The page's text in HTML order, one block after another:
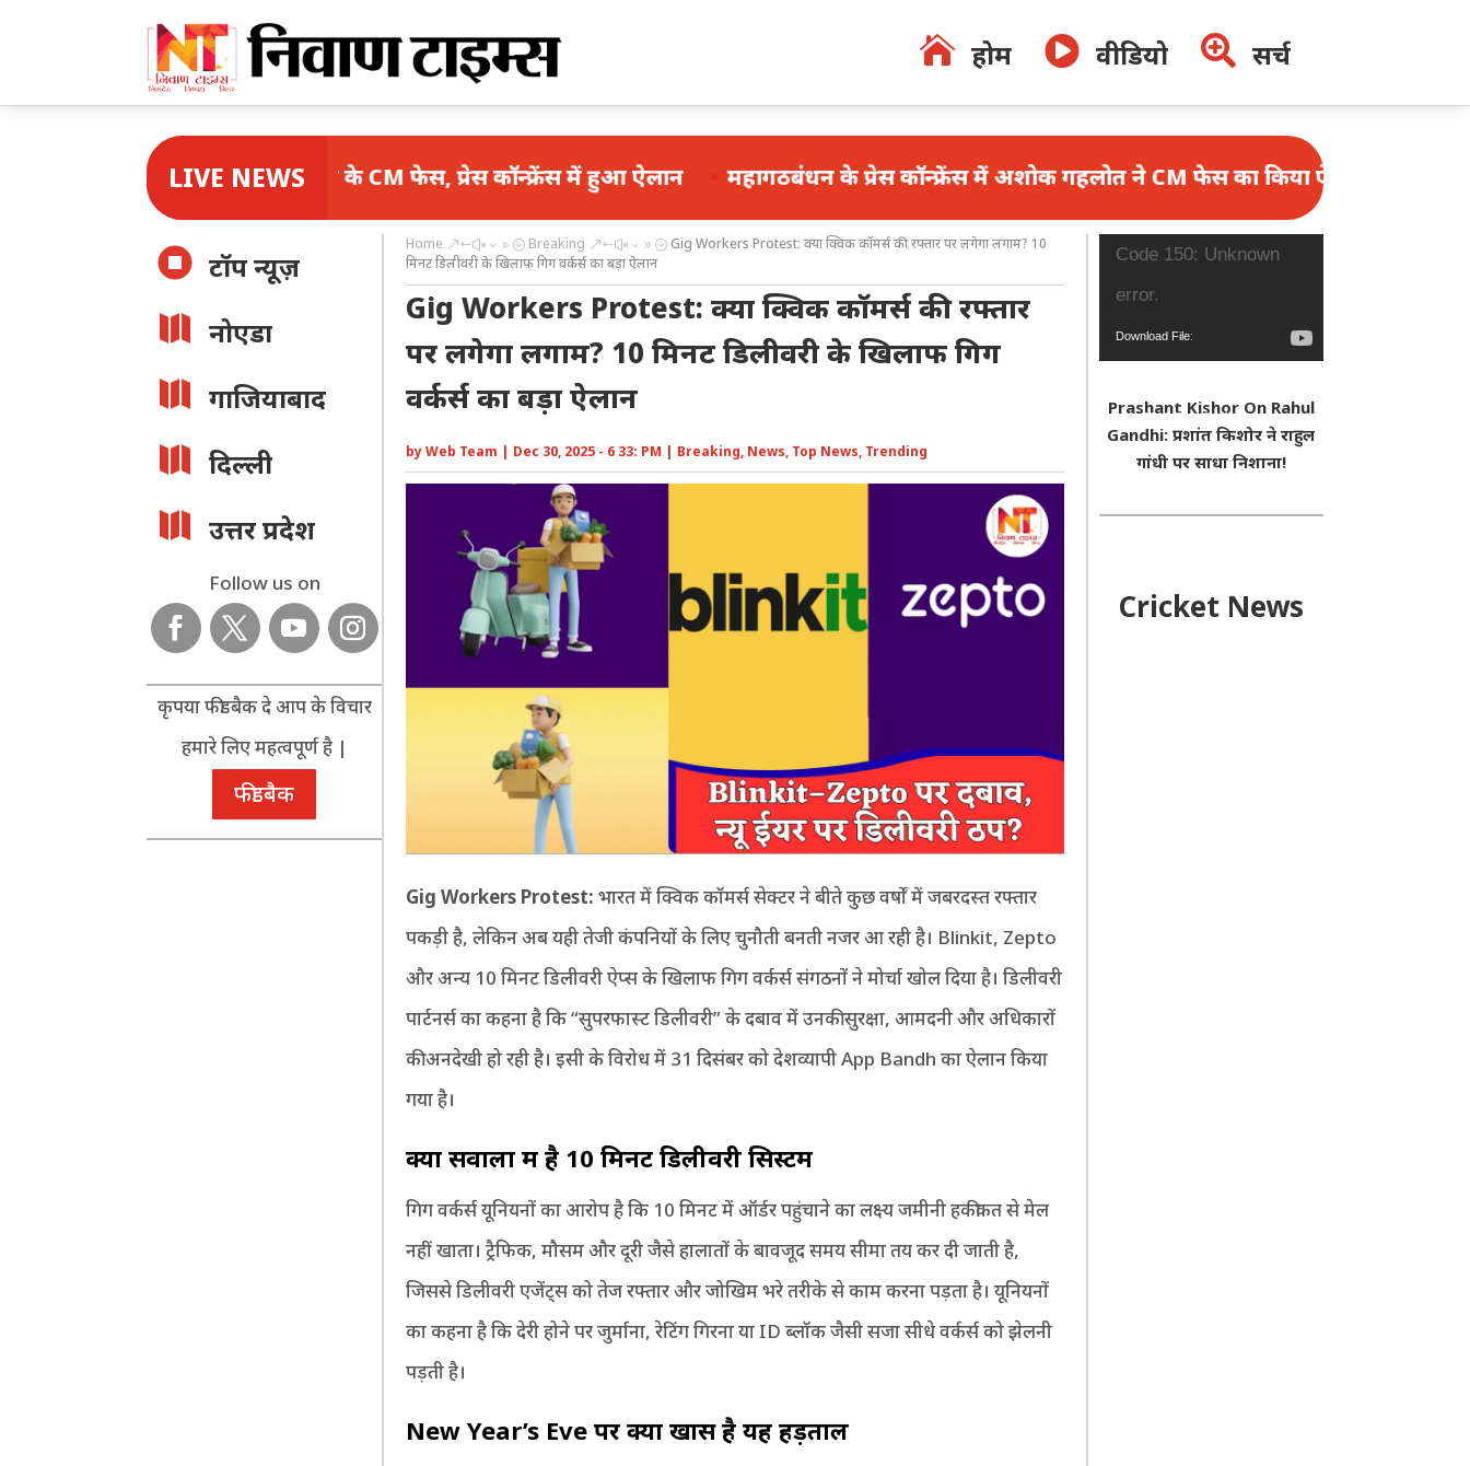
 सर्च
 वीडियो
 होम
LIVE NEWS
होंगे महागठबंधन के CM फेस, प्रेस कॉन्फ्रेंस में हुआ ऐलान महागठबंधन के प्रेस कॉन्फ्रेंस में अशोक गहलोत ने CM फेस का किया ऐलान
 टॉप न्यूज़
 नोएडा
 गाजियाबाद
 दिल्ली
 उत्तर प्रदेश
Follow us on
कृपया फीडबैक दे आप के विचार
हमारे लिए महत्वपूर्ण है |
फीडबैक
Home &#x39; Breaking &#x39; Gig Workers Protest: क्या क्विक कॉमर्स की रफ्तार पर लगेगा लगाम? 10
मिनट डिलीवरी के खिलाफ गिग वर्कर्स का बड़ा ऐलान
Gig Workers Protest: क्या क्विक कॉमर्स की रफ्तार
पर लगेगा लगाम? 10 मिनट डिलीवरी के खिलाफ गिग
वर्कर्स का बड़ा ऐलान
byWeb Team | Dec 30, 2025 - 6 33: PM | Breaking, News, Top News, Trending
Gig Workers Protest:भारत में क्विक कॉमर्स सेक्टर ने बीते कुछ वर्षों में जबरदस्त रफ्तार
पकड़ी है, लेकिन अब यही तेजी कंपनियों के लिए चुनौती बनती नजर आ रही है। Blinkit, Zepto
और अन्य 10 मिनट डिलीवरी ऐप्स के खिलाफ गिग वर्कर्स संगठनों ने मोर्चा खोल दिया है। डिलीवरी
पार्टनर्स का कहना है कि “सुपरफास्ट डिलीवरी” के दबाव में उनकी सुरक्षा, आमदनी और अधिकारों
की अनदेखी हो रही है। इसी के विरोध में 31 दिसंबर को देशव्यापी App Bandh का ऐलान किया
गया है।
क्यों सवालों में है 10मिनट डिलीवरी सिस्टम
गिग वर्कर्स यूनियनों का आरोप है कि 10 मिनट में ऑर्डर पहुंचाने का लक्ष्य जमीनी हकीकत से मेल
नहीं खाता। ट्रैफिक, मौसम और दूरी जैसे हालातों के बावजूद समय सीमा तय कर दी जाती है,
जिससे डिलीवरी एजेंट्स को तेज रफ्तार और जोखिम भरे तरीके से काम करना पड़ता है। यूनियनों
का कहना है कि देरी होने पर जुर्माना, रेटिंग गिरना या ID ब्लॉक जैसी सजा सीधे वर्कर्स को झेलनी
पड़ती है।
New Year’s Eveपर क्यों खास है यह हड़ताल
Video
Player
Code 150: Unknown
error.
Download File:
v=N_f4W2r2nys&_=1
Prashant Kishor On Rahul
Gandhi: प्रशांत किशोर ने राहुल
गांधी पर साधा निशाना!
Cricket News